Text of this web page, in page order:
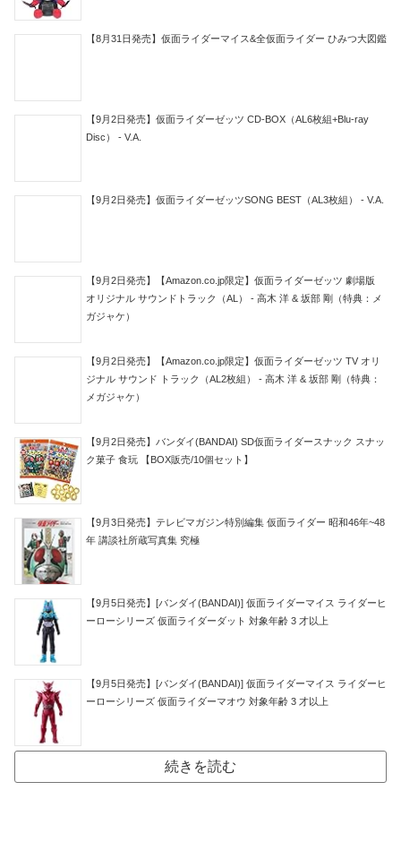
【8月31日発売】仮面ライダーマイス&全仮面ライダー ひみつ大図鑑
【9月2日発売】仮面ライダーゼッツ CD-BOX（AL6枚組+Blu-ray
Disc） - V.A.
【9月2日発売】仮面ライダーゼッツSONG BEST（AL3枚組） - V.A.
【9月2日発売】【Amazon.co.jp限定】仮面ライダーゼッツ 劇場版
オリジナル サウンドトラック（AL） - 高木 洋 & 坂部 剛（特典：メ
ガジャケ）
【9月2日発売】【Amazon.co.jp限定】仮面ライダーゼッツ TV オリ
ジナル サウンド トラック（AL2枚組） - 高木 洋 & 坂部 剛（特典：
メガジャケ）
【9月2日発売】バンダイ(BANDAI) SD仮面ライダースナック スナッ
ク菓子 食玩 【BOX販売/10個セット】
【9月3日発売】テレビマガジン特別編集 仮面ライダー 昭和46年~48
年 講談社所蔵写真集 究極
【9月5日発売】[バンダイ(BANDAI)] 仮面ライダーマイス ライダーヒ
ーローシリーズ 仮面ライダーダット 対象年齢 3 才以上
【9月5日発売】[バンダイ(BANDAI)] 仮面ライダーマイス ライダーヒ
ーローシリーズ 仮面ライダーマオウ 対象年齢 3 才以上
続きを読む